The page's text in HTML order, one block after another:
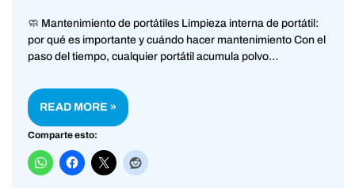
🧼 Mantenimiento de portátiles Limpieza interna de portátil:
por qué es importante y cuándo hacer mantenimiento Con el
paso del tiempo, cualquier portátil acumula polvo…
READ MORE »
Comparte esto: